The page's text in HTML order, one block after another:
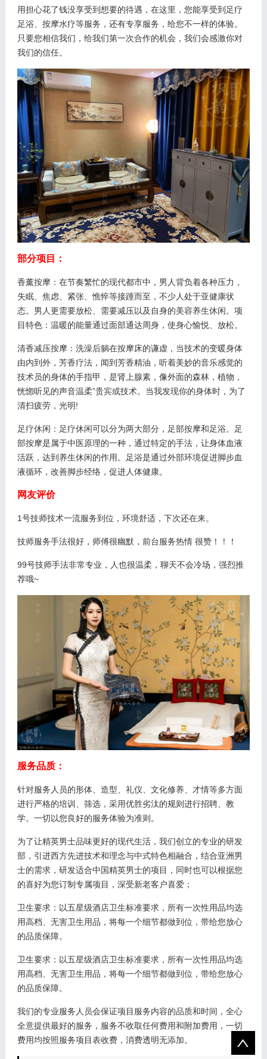
用担心花了钱没享受到想要的待遇，在这里，您能享受到足疗
足浴、按摩水疗等服务，还有专享服务，给您不一样的体验。
只要您相信我们，给我们第一次合作的机会，我们会感激你对
我们的信任。
部分项目：
香薰按摩：在节奏繁忙的现代都市中，男人背负着各种压力，
失眠、焦虑、紧张、憔悴等接踵而至，不少人处于亚健康状
态。男人更需要放松、需要减压以及自身的美容养生休闲。项
目特色：温暖的能量通过面部通达周身，使身心愉悦、放松。
清香减压按摩：洗澡后躺在按摩床的谦虚，当技术的变暖身体
由内到外，芳香疗法，闻到芳香精油，听着美妙的音乐感觉的
技术员的身体的手指甲，是肾上腺素，像外面的森林，植物，
恍惚听见的声音温柔”贵宾或技术。当我发现你的身体时，为了
清扫疲劳，光明!
足疗休闲：足疗休闲可以分为两大部分，足部按摩和足浴。足
部按摩是属于中医原理的一种，通过特定的手法，让身体血液
活跃，达到养生休闲的作用。足浴是通过外部环境促进脚步血
液循环，改善脚步经络，促进人体健康。
网友评价
1号技师技术一流服务到位，环境舒适，下次还在来。
技师服务手法很好，师傅很幽默，前台服务热情 很赞！！！
99号技师手法非常专业，人也很温柔，聊天不会冷场，强烈推
荐哦~
服务品质：
针对服务人员的形体、造型、礼仪、文化修养、才情等多方面
进行严格的培训、筛选，采用优胜劣汰的规则进行招聘、教
学。一切以您良好的服务体验为准则。
为了让精英男士品味更好的现代生活，我们创立的专业的研发
部，引进西方先进技术和理念与中式特色相融合，结合亚洲男
士的需求，研发适合中国精英男士的项目，同时也可以根据您
的喜好为您订制专属项目，深受新老客户喜爱；
卫生要求：以五星级酒店卫生标准要求，所有一次性用品均选
用高档、无害卫生用品，将每一个细节都做到位，带给您放心
的品质保障。
卫生要求：以五星级酒店卫生标准要求，所有一次性用品均选
用高档、无害卫生用品，将每一个细节都做到位，带给您放心
的品质保障。
我们的专业服务人员会保证项目服务内容的品质和时间，全心
全意提供最好的服务，服务不收取任何费用和附加费用，一切
费用均按照服务项目表收费，消费透明无添加。